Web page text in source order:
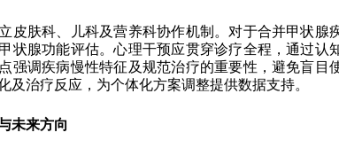
皮肤科、儿科及营养科协作机制。对于合并甲状
状腺功能评估。心理干预应贯穿诊疗全程，通过认
强调疾病慢性特征及规范治疗的重要性，避免盲
及治疗反应，为个体化方案调整提供数据支持。
未来方向